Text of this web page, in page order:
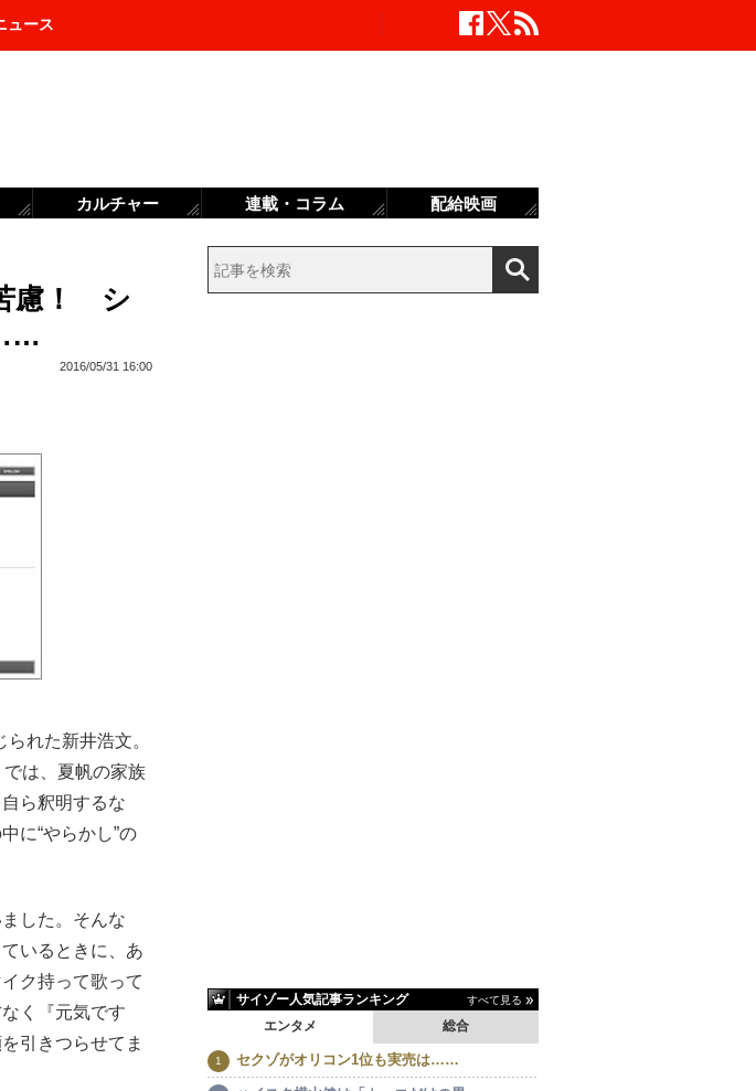
ュース
慮！ シ
2016/05/31 16:00
れた新井浩文。
は、夏帆の家族
ら釈明するな
に“やらかし”の
した。そんな
いるときに、あ
ク持って歌って
く『元気です
引きつらせてま
サイゾー人気記事ランキング すべて見る
エンタメ 総合
セクゾがオリコン1位も実売は……
カルチャー 連載・コラム 配給映画